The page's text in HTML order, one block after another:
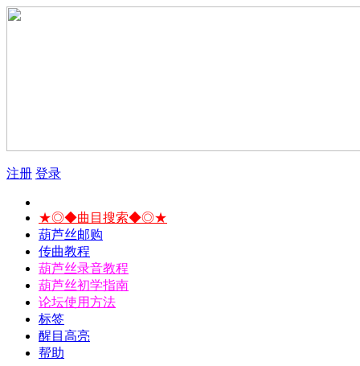
注册 登录
★◎◆曲目搜索◆◎★
葫芦丝邮购
传曲教程
葫芦丝录音教程
葫芦丝初学指南
论坛使用方法
标签
醒目高亮
帮助